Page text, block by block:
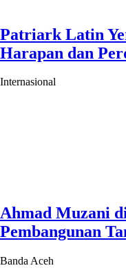
Patriark Latin
Harapan dan
Internasional
Ahmad Muzani
Pembangunan
Banda Aceh